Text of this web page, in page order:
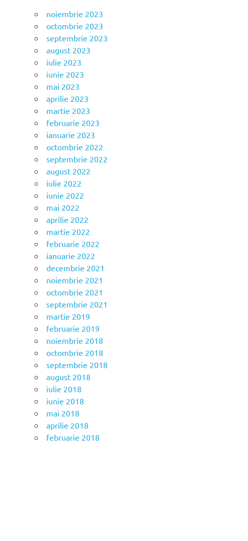
noiembrie 2023
octombrie 2023
septembrie 2023
august 2023
iulie 2023
iunie 2023
mai 2023
aprilie 2023
martie 2023
februarie 2023
ianuarie 2023
octombrie 2022
septembrie 2022
august 2022
iulie 2022
iunie 2022
mai 2022
aprilie 2022
martie 2022
februarie 2022
ianuarie 2022
decembrie 2021
noiembrie 2021
octombrie 2021
septembrie 2021
martie 2019
februarie 2019
noiembrie 2018
octombrie 2018
septembrie 2018
august 2018
iulie 2018
iunie 2018
mai 2018
aprilie 2018
februarie 2018